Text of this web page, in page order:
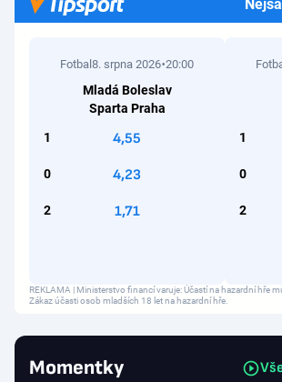
Fotbal8. srpna 2026 20:00
Mladá Boleslav
Sparta Praha
1
4,55
0 4,23
2 1,71
1
0
2
REKLAMA | Ministerstvo financí varuje: Účastí na hazardní hře
Zákaz účasti osob mladších 18 let na hazardní hře.
Momentky